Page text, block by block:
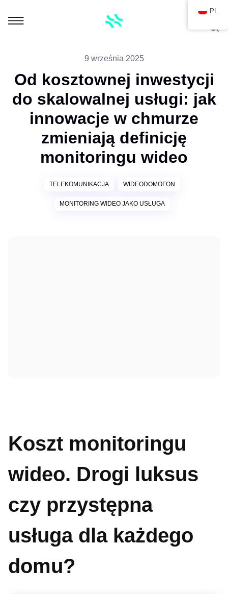
9 września 2025
Od kosztownej inwestycji
do skalowalnej usługi: jak
innowacje w chmurze
zmieniają definicję
monitoringu wideo
TELEKOMUNIKACJA WIDEODOMOFON
MONITORING WIDEO JAKO USŁUGA
Koszt monitoringu
wideo. Drogi luksus
czy przystępna
usługa dla każdego
domu?
PL